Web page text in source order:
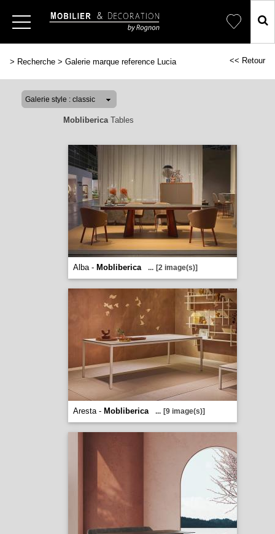
> Recherche > Galerie marque reference Lucia << Retour
MoblibericaTables
Alba - Mobliberica ... [2 image(s)]
Aresta - Mobliberica ... [9 image(s)]